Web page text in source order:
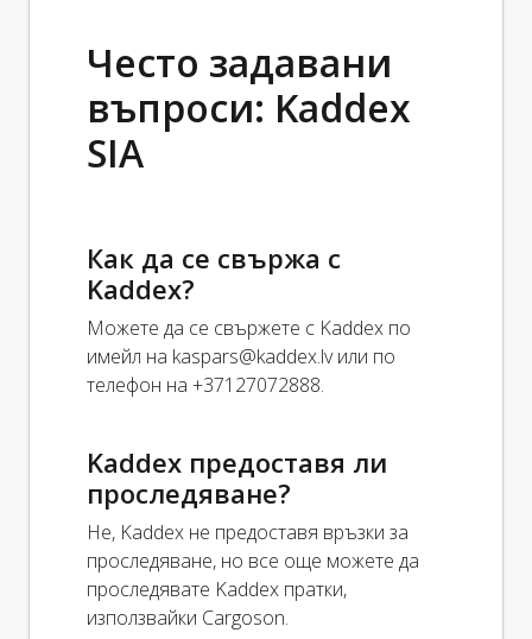
Често задавани
въпроси: Kaddex
SIA
Как да се свържа с
Kaddex?
Можете да се свържете с Kaddex по
имейл на kaspars@kaddex.lvили по
телефон на +37127072888.
Kaddex предоставя ли
проследяване?
Не, Kaddex не предоставя връзки за
проследяване, но все още можете да
проследявате Kaddex пратки,
използвайки Cargoson.